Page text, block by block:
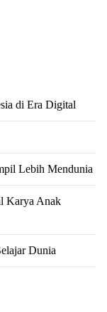
di Era Digital
Lebih Mendunia
Karya Anak
Dunia